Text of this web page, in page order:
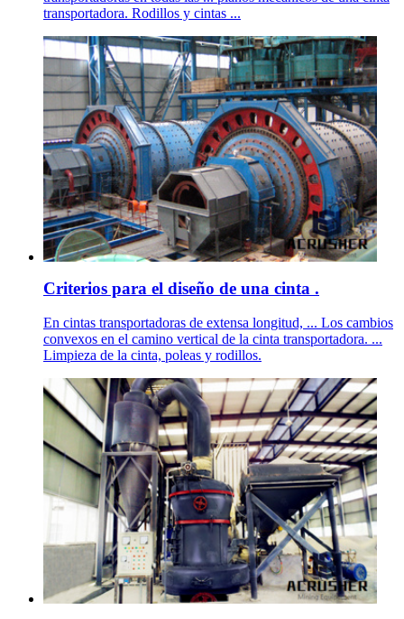
transportadora. Rodillos y cintas ...
Criterios para el diseño de una cinta .
En cintas transportadoras de extensa longitud, ... Los cambios
convexos en el camino vertical de la cinta transportadora. ...
Limpieza de la cinta, poleas y rodillos.